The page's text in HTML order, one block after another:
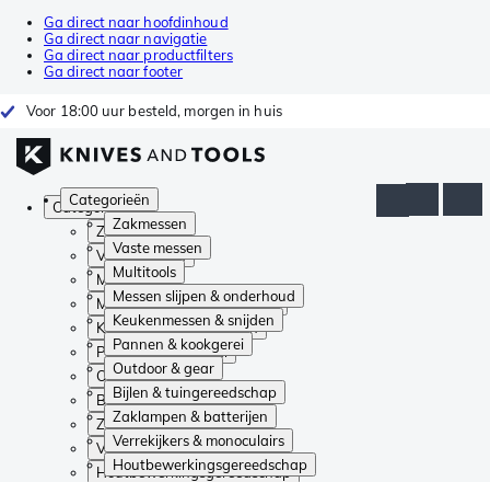
Ga direct naar hoofdinhoud
Ga direct naar navigatie
Ga direct naar productfilters
Ga direct naar footer
Voor 18:00 uur besteld, morgen in huis
Categorieën
Zakmessen
Vaste messen
Multitools
Messen slijpen & onderhoud
Keukenmessen & snijden
Pannen & kookgerei
Outdoor & gear
Bijlen & tuingereedschap
Zaklampen & batterijen
Verrekijkers & monoculairs
Houtbewerkingsgereedschap
Categorieën
Zakmessen
Vaste messen
Multitools
Messen slijpen & onderhoud
Keukenmessen & snijden
Pannen & kookgerei
Outdoor & gear
Bijlen & tuingereedschap
Zaklampen & batterijen
Verrekijkers & monoculairs
Houtbewerkingsgereedschap